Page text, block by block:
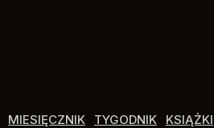
MIESIĘCZNIK TYGODNIK KSIĄŻKI